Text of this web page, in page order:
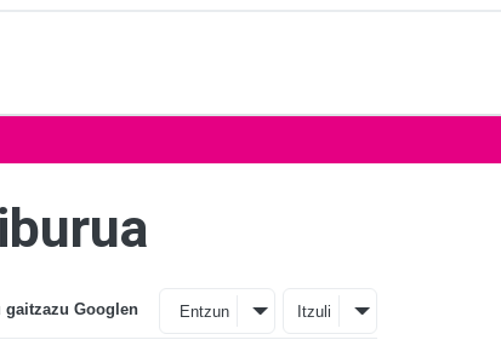
gaitzazu Googlen Entzun Itzuli